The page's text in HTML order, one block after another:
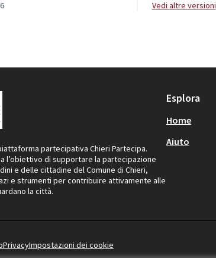
vedi altre versioni
partecipativa Chieri Partecipa.
l’obiettivo di supportare la partecipazione
e delle cittadine del Comune di Chieri,
e strumenti per contribuire attivamente alle
la città.
Esplora
Home
Aiuto
PrivacyImpostazioni dei cookie